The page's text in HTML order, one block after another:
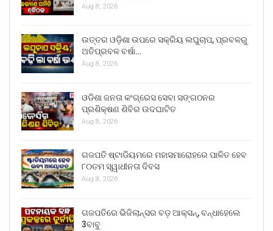
Aug 8, 2026
ଉତ୍ତର ଓଡ଼ିଶା ଉପରେ ସକ୍ରିୟ ଲଘୁଚାପ, ପ୍ରବଳରୁ
ଅତିପ୍ରବଳ ବର୍ଷା…
Aug 8, 2026
ଓଡିଶା ଜନତା କଂଗ୍ରେସ ସେବା ସଙ୍ଗଠନର
ପ୍ରଶିକ୍ଷଣ ଶିବିର ଉଦଘାଟିତ
Aug 8, 2026
ଗଜପତି ଷ୍ଟାଡିୟମରେ ମହାସମାରୋହରେ ପାଳିତ ହେବ
୮୦ତମ ସ୍ୱାଧୀନତା ଦିବସ
Aug 8, 2026
ଗଜପତିରେ ଭିଜିଲାନ୍ସର ବଡ଼ ଆକ୍ସନ୍, ବନ୍ଧାହେଲେ
3ବାବୁ